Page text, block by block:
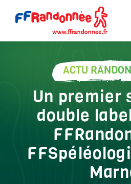
ACTU
Un premier
double